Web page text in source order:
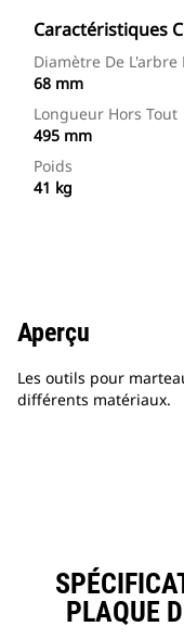
Caractéristiques
Diamètre De L'arbre
68 mm
Longueur Hors Tout
495 mm
Poids
41 kg
Aperçu
Les outils pour
différents matériaux.
PLAQUE